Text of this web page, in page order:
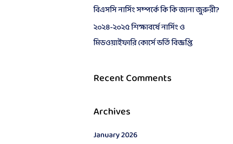
বিএসসি নার্সিং সম্পর্কে কি কি জানা জুরুরী?
২০২৪-২০২৫ শিক্ষাবর্ষে নার্সিং ও
মিডওয়াইফারি কোর্সে ভর্তি বিজ্ঞপ্তি
Recent Comments
Archives
January 2026